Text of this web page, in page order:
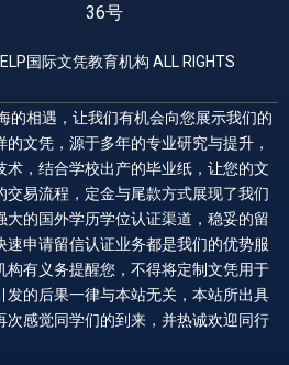
36号
国际文凭教育机构 ALL RIGHTS
的相遇，让我们有机会向您展示我们的
文凭，源于多年的专业研究与提升，
，结合学校出产的毕业纸，让您的文
易流程，定金与尾款方式展现了我们
大的国外学历学位认证渠道，稳妥的留
申请留信认证业务都是我们的优势服
构有义务提醒您，不得将定制文凭用于
发的后果一律与本站无关，本站所出具
次感觉同学们的到来，并热诚欢迎同行